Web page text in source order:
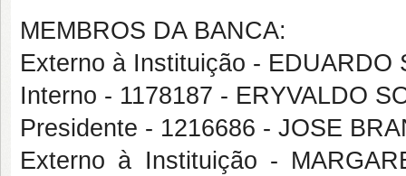
MEMBROS DA BANCA:
Externo à Instituição - EDUARDO
Interno - 1178187 - ERYVALDO
Presidente - 1216686 - JOSE
Externo à Instituição -